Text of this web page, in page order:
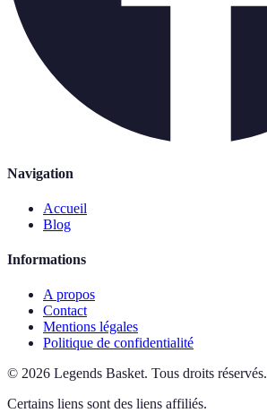
Navigation
Accueil
Blog
Informations
A propos
Contact
Mentions légales
Politique de confidentialité
© 2026 Legends Basket. Tous droits réservés.
Certains liens sont des liens affiliés.